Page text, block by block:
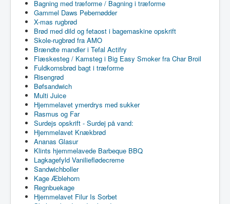
Bagning med træforme / Bagning i træforme
Gammel Daws Pebernødder
X-mas rugbrød
Brød med dild og fetaost i bagemaskine opskrift
Skole-rugbrød fra AMO
Brændte mandler i Tefal Actifry
Flæskesteg / Kamsteg i Big Easy Smoker fra Char Broil
Fuldkornsbrød bagt i træforme
Risengrød
Bøfsandwich
Multi Juice
Hjemmelavet ymerdrys med sukker
Rasmus og Far
Surdejs opskrift - Surdej på vand:
Hjemmelavet Knækbrød
Ananas Glasur
Klints hjemmelavede Barbeque BBQ
Lagkagefyld Vanilieflødecreme
Sandwichboller
Kage Æblehorn
Regnbuekage
Hjemmelavet Filur Is Sorbet